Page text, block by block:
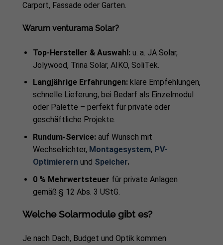
Carport, Fassade oder Garten.
Warum venturama Solar?
Top-Hersteller & Auswahl: u. a. JA Solar,
Jolywood, Trina Solar, AIKO, SoliTek.
Langjährige Erfahrungen: klare Empfehlungen,
schnelle Lieferung, bei Bedarf als Einzelmodul
oder Palette – perfekt für private oder
geschäftliche Projekte.
Rundum-Service: auf Wunsch mit
Wechselrichter, Montagesystem, PV-
Optimierern und Speicher.
0 % Mehrwertsteuer für private Anlagen
gemäß § 12 Abs. 3 UStG.
Welche Solarmodule gibt es?
Je nach Dach, Budget und Optik kommen